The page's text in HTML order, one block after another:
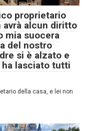
proprietario
avrà alcun diritto
mia suocera
del nostro
si è alzato e
lasciato tutti
della casa, e lei non